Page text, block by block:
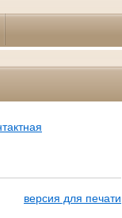
версия для печати